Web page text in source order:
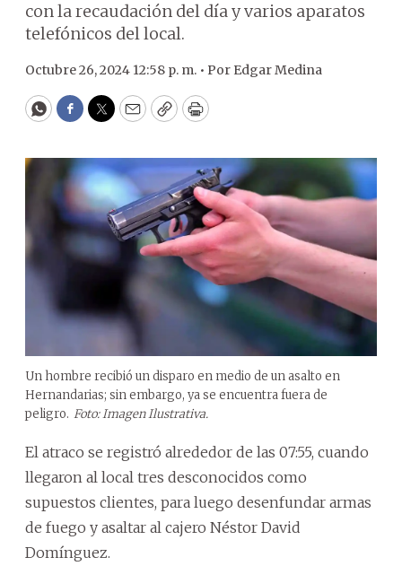
con la recaudación del día y varios aparatos
telefónicos del local.
Octubre 26, 2024 12:58 p. m. • Por Edgar Medina
WhatsApp
Facebook
Twitter
EmailCopyPrint
Un hombre recibió un disparo en medio de un asalto en
Hernandarias; sin embargo, ya se encuentra fuera de
peligro. Foto: Imagen Ilustrativa.
El atraco se registró alrededor de las 07:55, cuando
llegaron al local tres desconocidos como
supuestos clientes, para luego desenfundar armas
de fuego y asaltar al cajero Néstor David
Domínguez.